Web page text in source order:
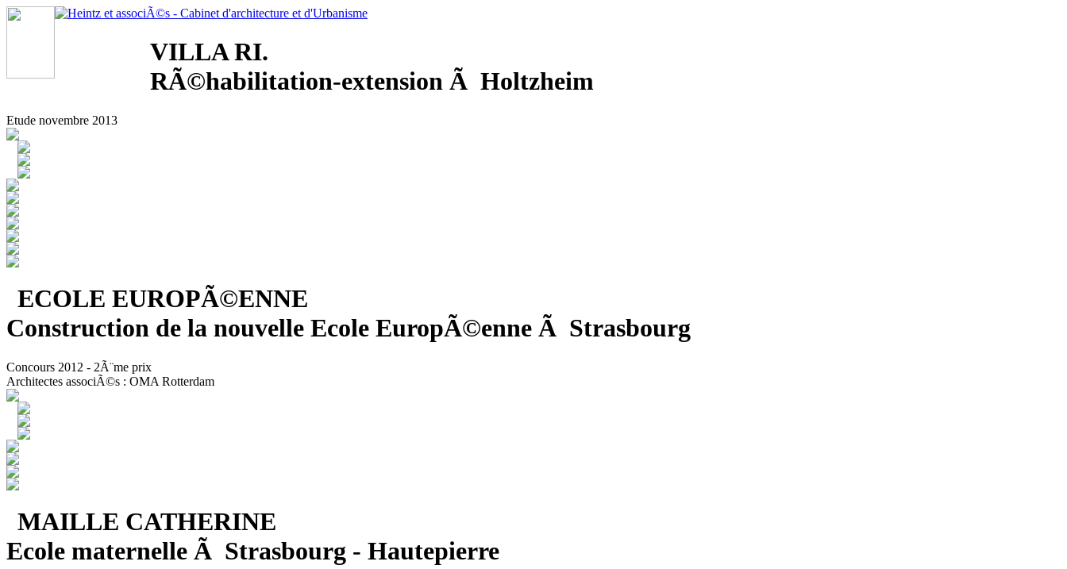
VILLA RI.
RÃ©habilitation-extension Ã Holtzheim
Etude novembre 2013
ECOLE EUROPÃ©ENNE
Construction de la nouvelle Ecole EuropÃ©enne Ã Strasbourg
Concours 2012 - 2Ã¨me prix
Architectes associÃ©s : OMA Rotterdam
MAILLE CATHERINE
Ecole maternelle Ã Strasbourg - Hautepierre